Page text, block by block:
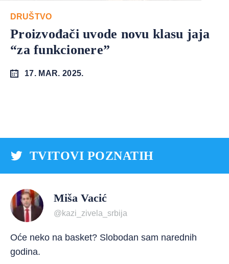
DRUŠTVO
Proizvođači uvode novu klasu jaja
“za funkcionere”
17. MAR. 2025.
TVITOVI POZNATIH
Miša Vacić
@kazi_zivela_srbija
Oće neko na basket? Slobodan sam narednih
godina.